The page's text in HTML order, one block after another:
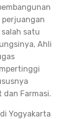
perjuangan
satu
Ahli
dan Farmasi.
Yogyakarta